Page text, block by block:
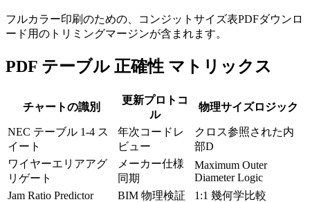
フルカラー印刷のための、コンジットサイズ表PDFダウンロ
ード用のトリミングマージンが含まれます。
PDF テーブル 正確性 マトリックス
チャートの識別
更新プロトコ
ル
物理サイズロジック
NEC テーブル 1-4 ス
イート
年次コードレ
ビュー
クロス参照された内
部D
ワイヤーエリアアグ
リゲート
メーカー仕様
同期
Maximum Outer
Diameter Logic
Jam Ratio Predictor
BIM 物理検証 1:1 幾何学比較